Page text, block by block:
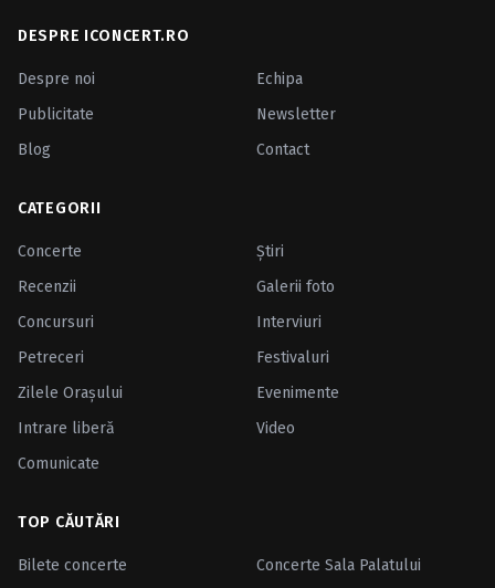
DESPRE ICONCERT.RO
Despre noi
Echipa
Publicitate
Newsletter
Blog
Contact
CATEGORII
Concerte
Ştiri
Recenzii
Galerii foto
Concursuri
Interviuri
Petreceri
Festivaluri
Zilele Oraşului
Evenimente
Intrare liberă
Video
Comunicate
TOP CĂUTĂRI
Bilete concerte Concerte Sala Palatului